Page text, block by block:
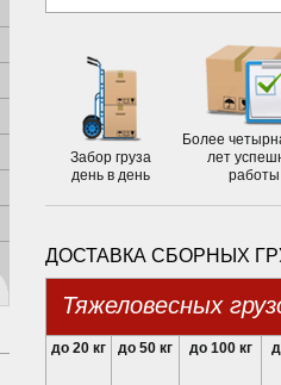
Забор груза
день в день
Более
лет
работы
ДОСТАВКА СБОРНЫХ
Тяжеловесных
до 20 кг до 50 кг до 100 кг